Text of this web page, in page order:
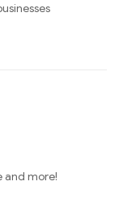
and more!